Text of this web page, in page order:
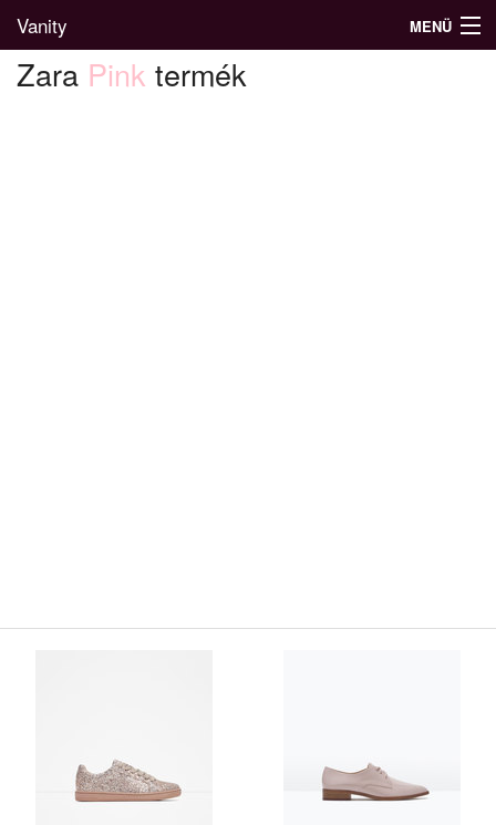
Vanity MENÜ
Zara Pink termék